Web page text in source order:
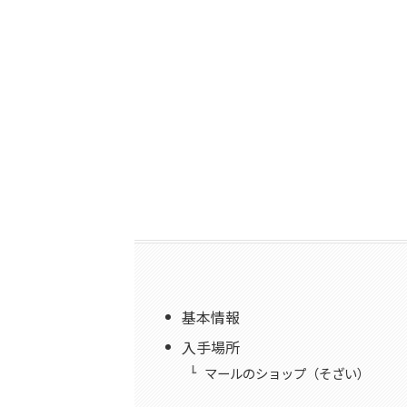
基本情報
入手場所
マールのショップ（そざい）